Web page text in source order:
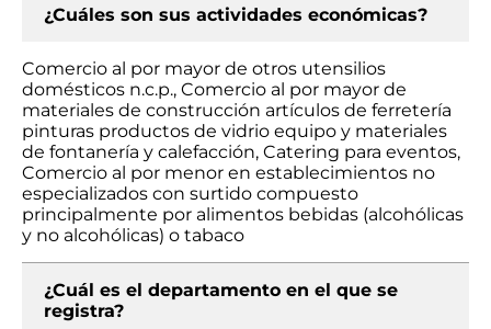
¿Cuáles son sus actividades económicas?
Comercio al por mayor de otros utensilios
domésticos n.c.p., Comercio al por mayor de
materiales de construcción artículos de ferretería
pinturas productos de vidrio equipo y materiales
de fontanería y calefacción, Catering para eventos,
Comercio al por menor en establecimientos no
especializados con surtido compuesto
principalmente por alimentos bebidas (alcohólicas
y no alcohólicas) o tabaco
¿Cuál es el departamento en el que se
registra?